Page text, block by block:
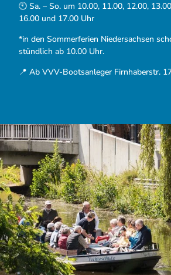
🕙 Sa. – So. um 10.00, 11.00, 12.00,
16.00 und 17.00 Uhr
*in den Sommerferien Niedersachsen
stündlich ab 10.00 Uhr.
📍 Ab VVV-Bootsanleger Firnhaberstr.